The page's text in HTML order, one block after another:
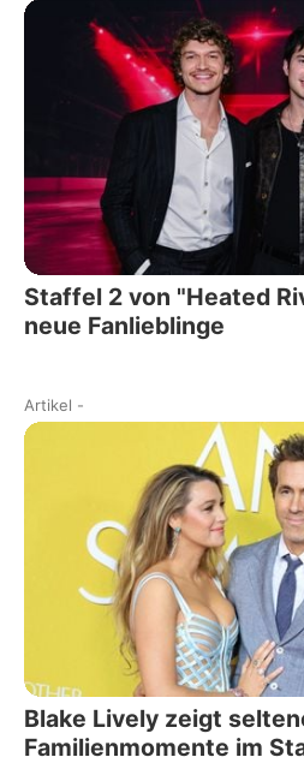
Staffel 2 von "Heated
neue Fanlieblinge
Artikel -
Blake Lively zeigt
Familienmomente im